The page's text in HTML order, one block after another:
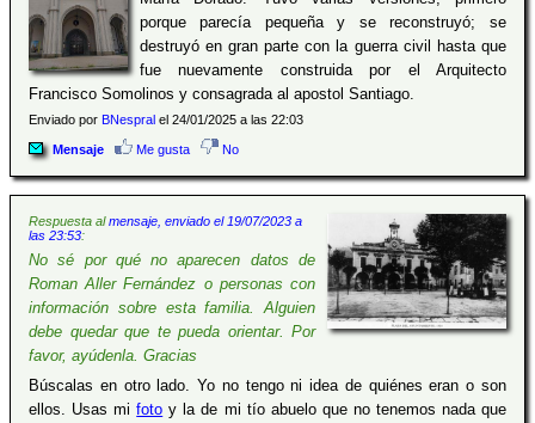
porque parecía pequeña y se reconstruyó; se
destruyó en gran parte con la guerra civil hasta que
fue nuevamente construida por el Arquitecto
Francisco Somolinos y consagrada al apostol Santiago.
Enviado por BNespral el 24/01/2025 a las 22:03
Mensaje Me gusta No
Respuesta almensaje, enviado el 19/07/2023 a
las 23:53:
No sé por qué no aparecen datos de
Roman Aller Fernández o personas con
información sobre esta familia. Alguien
debe quedar que te pueda orientar. Por
favor, ayúdenla. Gracias
Búscalas en otro lado. Yo no tengo ni idea de quiénes eran o son
ellos. Usas mifoto y la de mi tío abuelo que no tenemos nada que